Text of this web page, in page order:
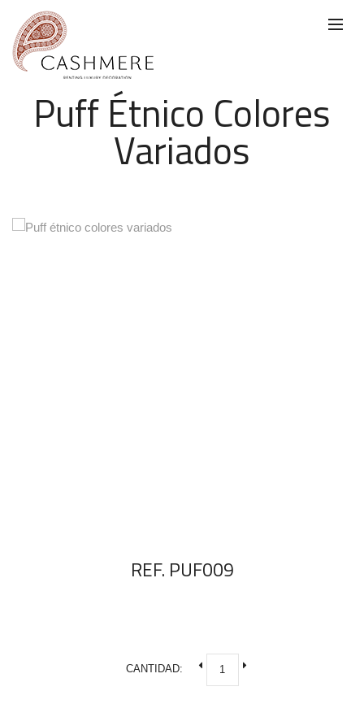
Puff Étnico Colores
Variados
REF. PUF009
CANTIDAD: